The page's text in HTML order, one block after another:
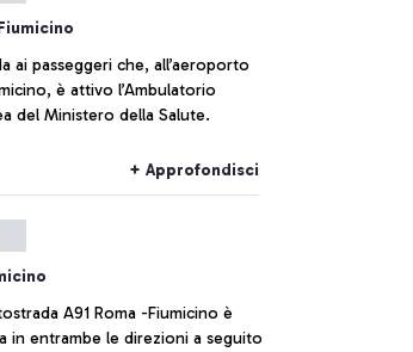
ai passeggeri che, all’aeroporto
è attivo l’Ambulatorio
del Ministero della Salute.
+ Approfondisci
A91 Roma -Fiumicino è
in entrambe le direzioni a seguito